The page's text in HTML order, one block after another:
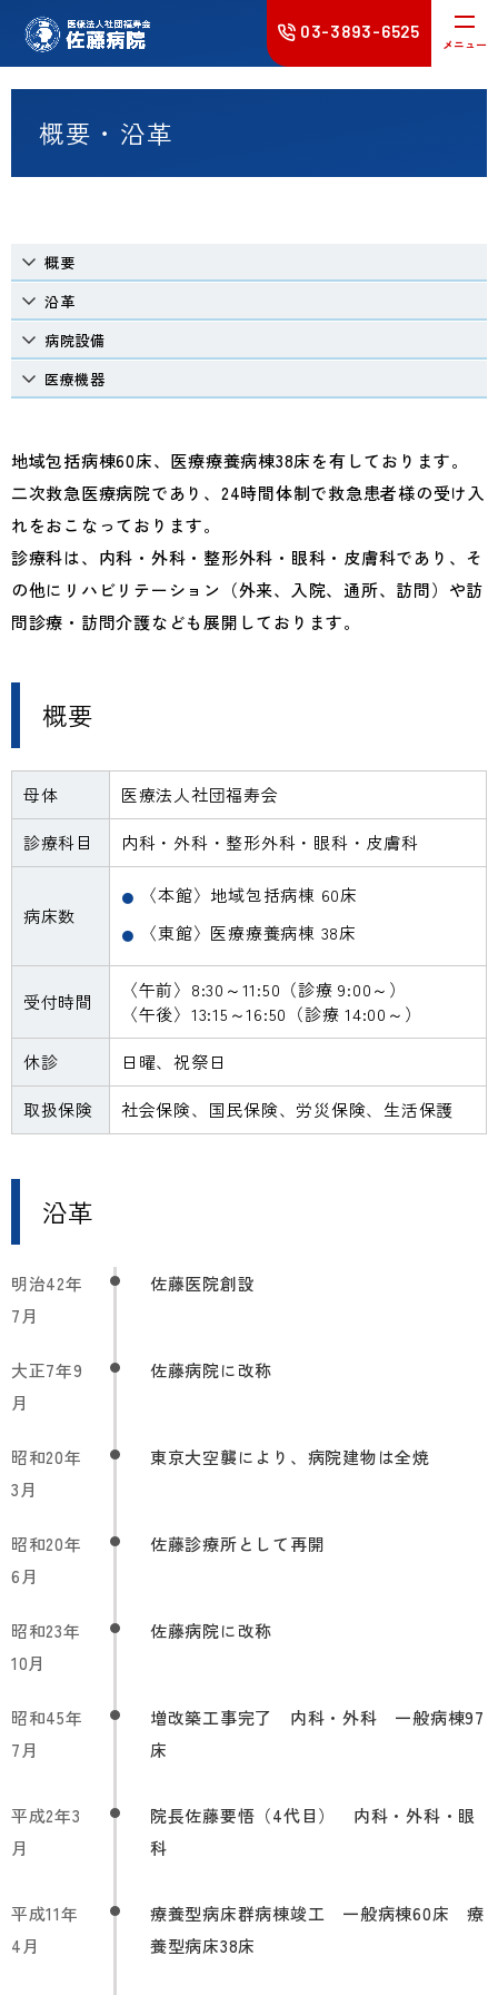
受診される方へ
入院・面会
診療科
健康診断･予防接種
病院案内
採用情報
交通案内 お問い合わせ
法人情報
03-3893-6525
メニュー
概要・沿革
概要
沿革
病院設備
医療機器
地域包括病棟60床、医療療養病棟38床を有しております。
二次救急医療病院であり、24時間体制で救急患者様の受け入
れをおこなっております。
診療科は、内科・外科・整形外科・眼科・皮膚科であり、そ
の他にリハビリテーション（外来、入院、通所、訪問）や訪
問診療・訪問介護なども展開しております。
概要
母体 医療法人社団福寿会
診療科目 内科・外科・整形外科・眼科・皮膚科
病床数
〈本館〉地域包括病棟 60床
〈東館〉医療療養病棟 38床
受付時間
〈午前〉8:30～11:50（診療 9:00～）
〈午後〉13:15～16:50（診療 14:00～）
休診 日曜、祝祭日
取扱保険 社会保険、国民保険、労災保険、生活保護
沿革
明治42年
7月
佐藤医院創設
大正7年9
月
佐藤病院に改称
昭和20年
3月
東京大空襲により、病院建物は全焼
昭和20年
6月
佐藤診療所として再開
昭和23年
10月
佐藤病院に改称
昭和45年
7月
増改築工事完了 内科・外科 一般病棟97
床
平成2年3
月
院長佐藤要悟（4代目） 内科・外科・眼
科
平成11年
4月
療養型病床群病棟竣工 一般病棟60床 療
養型病床38床